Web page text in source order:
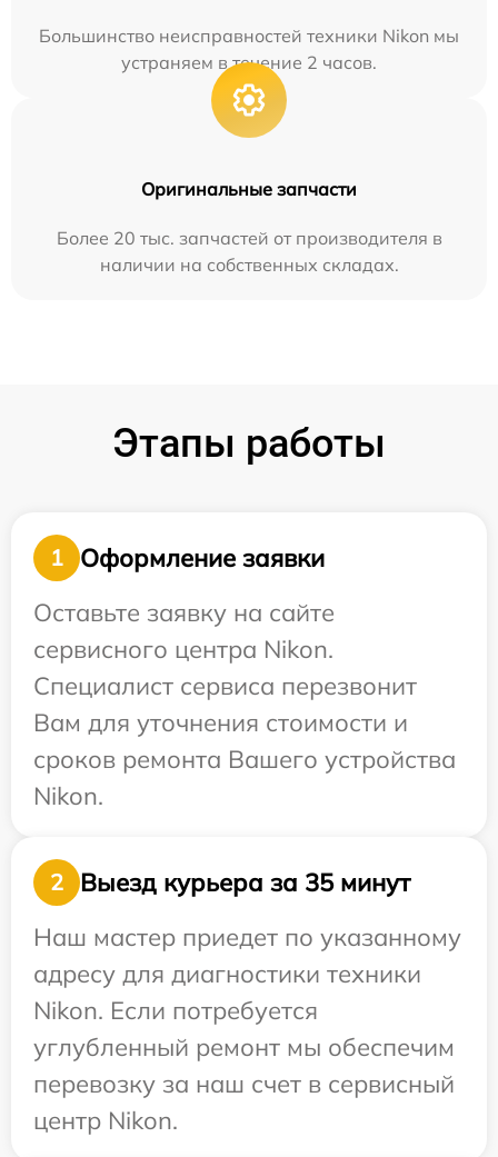
Большинство неисправностей техники Nikon мы
устраняем в течение 2 часов.
Оригинальные запчасти
Более 20 тыс. запчастей от производителя в
наличии на собственных складах.
Этапы работы
1
Оформление заявки
Оставьте заявку на сайте
сервисного центра Nikon.
Специалист сервиса перезвонит
Вам для уточнения стоимости и
сроков ремонта Вашего устройства
Nikon.
2
Выезд курьера за 35 минут
Наш мастер приедет по указанному
адресу для диагностики техники
Nikon. Если потребуется
углубленный ремонт мы обеспечим
перевозку за наш счет в сервисный
центр Nikon.